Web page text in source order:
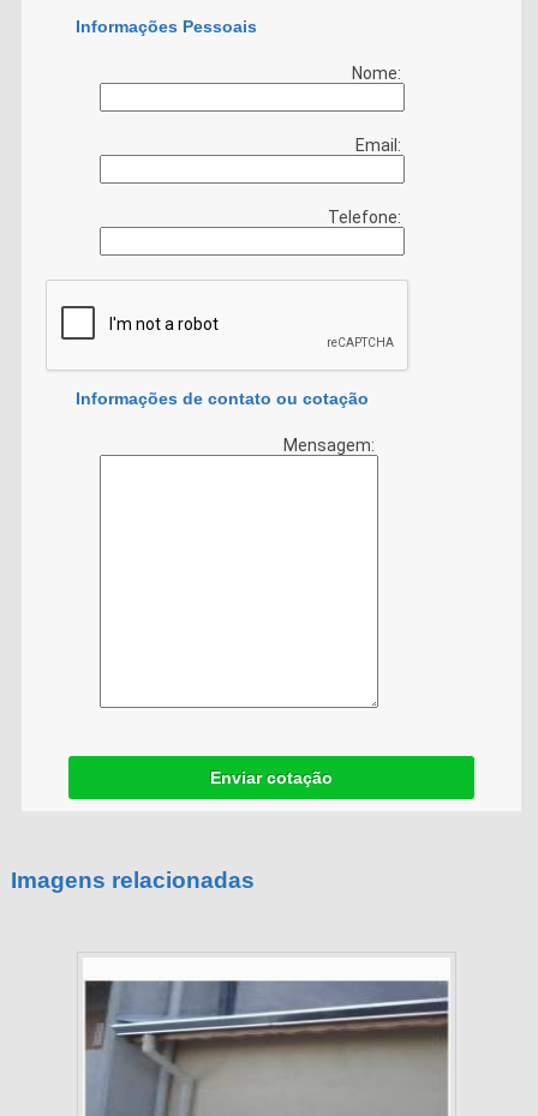
Informações Pessoais
Nome:
Email:
Telefone:
Informações de contato ou cotação
Mensagem:
Enviar cotação
Imagens relacionadas